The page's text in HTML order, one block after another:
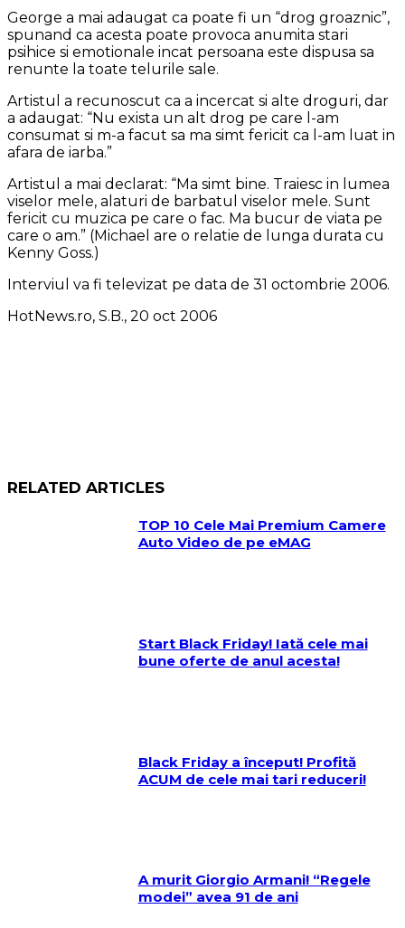
George a mai adaugat ca poate fi un “drog groaznic”,
spunand ca acesta poate provoca anumita stari
psihice si emotionale incat persoana este dispusa sa
renunte la toate telurile sale.
Artistul a recunoscut ca a incercat si alte droguri, dar
a adaugat: “Nu exista un alt drog pe care l-am
consumat si m-a facut sa ma simt fericit ca l-am luat in
afara de iarba.”
Artistul a mai declarat: “Ma simt bine. Traiesc in lumea
viselor mele, alaturi de barbatul viselor mele. Sunt
fericit cu muzica pe care o fac. Ma bucur de viata pe
care o am.” (Michael are o relatie de lunga durata cu
Kenny Goss.)
Interviul va fi televizat pe data de 31 octombrie 2006.
HotNews.ro, S.B., 20 oct 2006
RELATED ARTICLES
TOP 10 Cele Mai Premium Camere
Auto Video de pe eMAG
Start Black Friday! Iată cele mai
bune oferte de anul acesta!
Black Friday a început! Profită
ACUM de cele mai tari reduceri!
A murit Giorgio Armani! “Regele
modei” avea 91 de ani